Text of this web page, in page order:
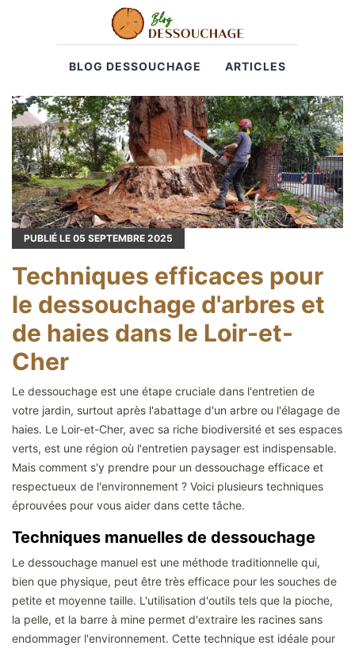
BLOG DESSOUCHAGE ARTICLES
PUBLIÉ LE 05 SEPTEMBRE 2025
Techniques efficaces pour
le dessouchage d'arbres et
de haies dans le Loir-et-
Cher
Le dessouchage est une étape cruciale dans l'entretien de
votre jardin, surtout après l'abattage d'un arbre ou l'élagage de
haies. Le Loir-et-Cher, avec sa riche biodiversité et ses espaces
verts, est une région où l'entretien paysager est indispensable.
Mais comment s'y prendre pour un dessouchage efficace et
respectueux de l'environnement ? Voici plusieurs techniques
éprouvées pour vous aider dans cette tâche.
Techniques manuelles de dessouchage
Le dessouchage manuel est une méthode traditionnelle qui,
bien que physique, peut être très efficace pour les souches de
petite et moyenne taille. L'utilisation d'outils tels que la pioche,
la pelle, et la barre à mine permet d'extraire les racines sans
endommager l'environnement. Cette technique est idéale pour